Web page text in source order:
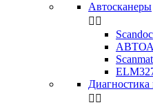
Автосканеры
 
Scandoc
Диагностика
 